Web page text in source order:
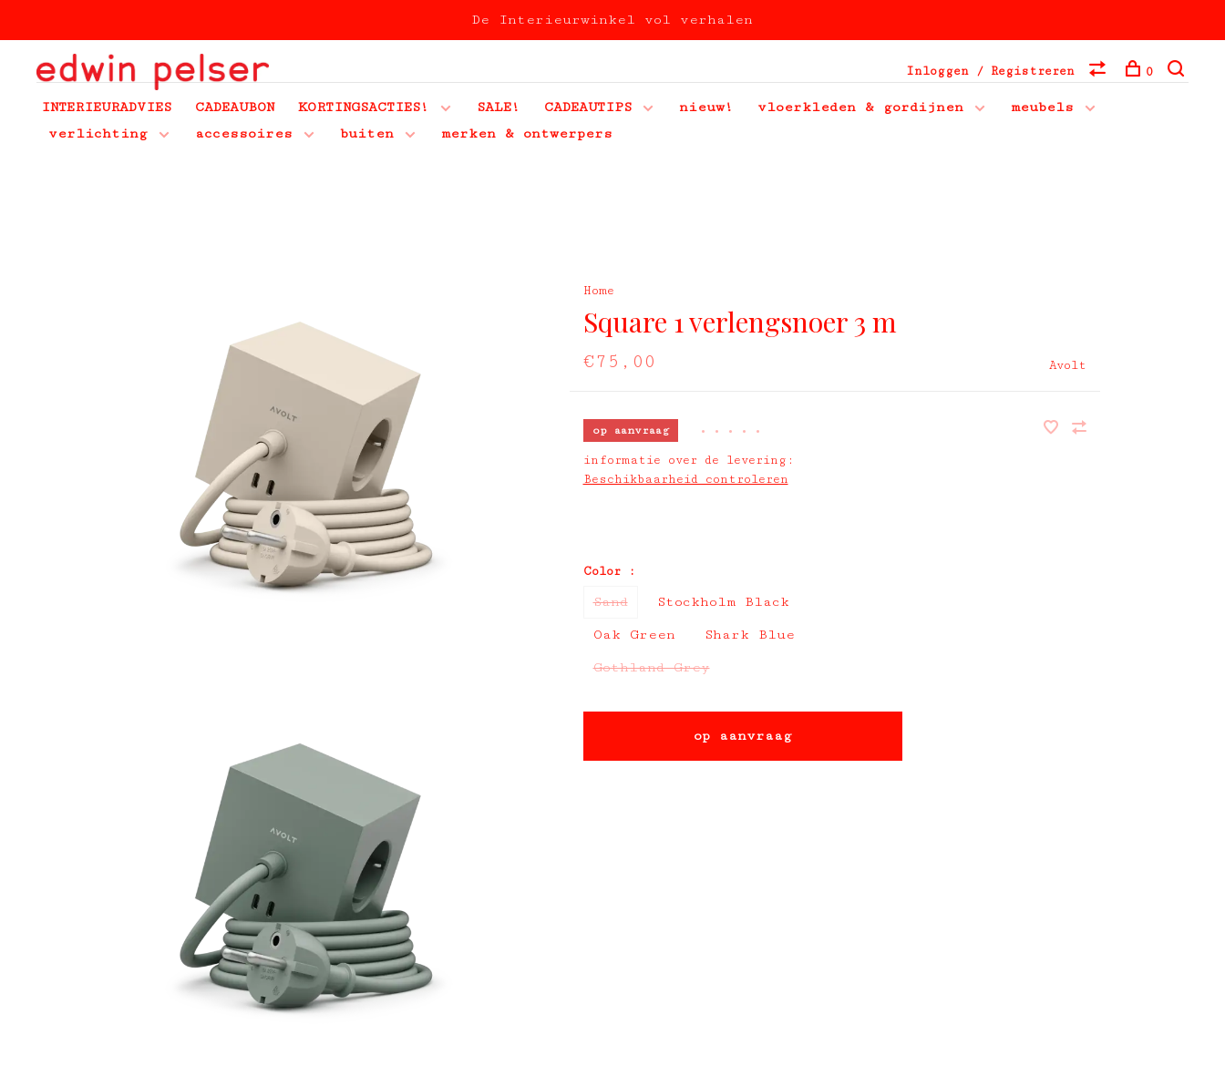
De Interieurwinkel vol verhalen
INTERIEURADVIES CADEAUBON KORTINGSACTIES! SALE! CADEAUTIPS nieuw! vloerkleden & gordijnen
meubels
verlichting
accessoires buiten merken & ontwerpers
Inloggen / Registreren 0
Home
Square 1 verlengsnoer 3 m
€75,00 Avolt
op aanvraag • • • • •
informatie over de levering:
Beschikbaarheid controleren
Color :
Sand Stockholm Black
Oak Green Shark Blue
Gothland Grey
op aanvraag